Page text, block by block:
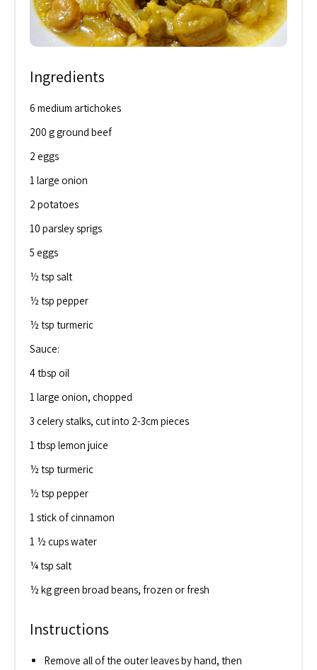
Ingredients
6 medium artichokes
200 g ground beef
2 eggs
1 large onion
2 potatoes
10 parsley sprigs
5 eggs
½ tsp salt
½ tsp pepper
½ tsp turmeric
Sauce:
4 tbsp oil
1 large onion, chopped
3 celery stalks, cut into 2-3cm pieces
1 tbsp lemon juice
½ tsp turmeric
½ tsp pepper
1 stick of cinnamon
1 ½ cups water
¼ tsp salt
½ kg green broad beans, frozen or fresh
Instructions
Remove all of the outer leaves by hand, then